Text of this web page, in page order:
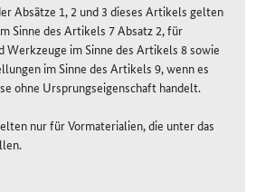
Absätze 1, 2 und 3 dieses Artikels gelten
Sinne des Artikels 7 Absatz 2, für
Werkzeuge im Sinne des Artikels 8 sowie
im Sinne des Artikels 9, wenn es
ohne Ursprungseigenschaft handelt.
nur für Vormaterialien, die unter das